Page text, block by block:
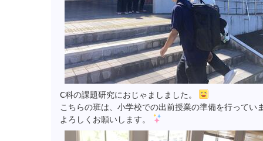
C科の課題研究におじゃましました。
こちらの班は、小学校での出前授業の準備を行ってい
よろしくお願いします。